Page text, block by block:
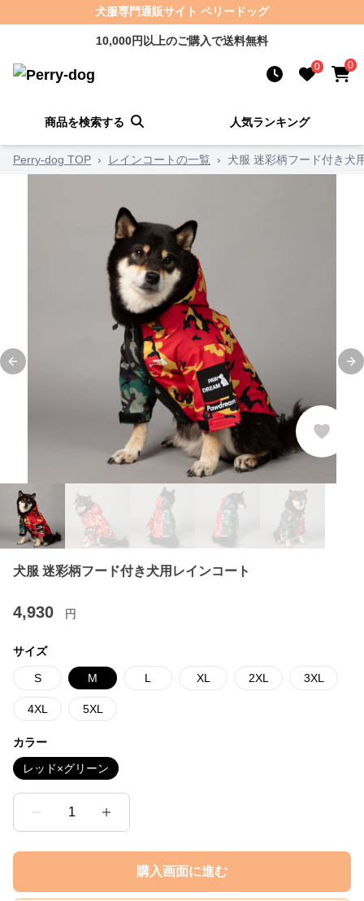
犬服専門通販サイト ペリードッグ
10,000円以上のご購入で送料無料
0 0
商品を検索する 人気ランキング
Perry-dog TOP › レインコートの一覧 › 犬服 迷彩柄フード付き犬
Previous slide
犬服 迷彩柄フード付き犬用レインコート
4,930 円
サイズ
S M L XL 2XL 3XL
4XL 5XL
カラー
レッド×グリーン
1
購入画面に進む